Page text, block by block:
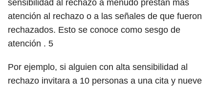
sensibilidad al rechazo a menudo prestan más
atención al rechazo o a las señales de que fueron
rechazados. Esto se conoce como sesgo de
atención . 5
Por ejemplo, si alguien con alta sensibilidad al
rechazo invitara a 10 personas a una cita y nueve